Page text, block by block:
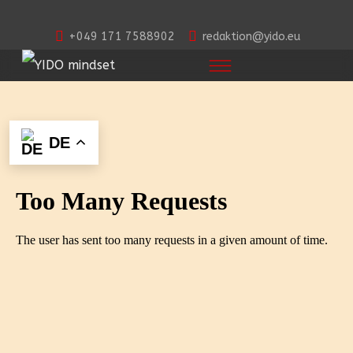
+049 171 7588902 redaktion@yido.eu
DE